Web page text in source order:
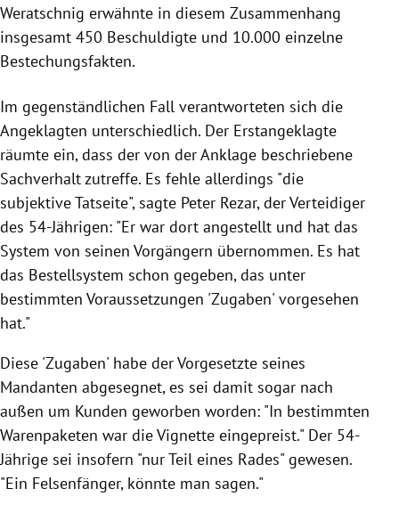
Weratschnig erwähnte in diesem Zusammenhang
insgesamt 450 Beschuldigte und 10.000 einzelne
Bestechungsfakten.
Im gegenständlichen Fall verantworteten sich die
Angeklagten unterschiedlich. Der Erstangeklagte
räumte ein, dass der von der Anklage beschriebene
Sachverhalt zutreffe. Es fehle allerdings "die
subjektive Tatseite", sagte Peter Rezar, der Verteidiger
des 54-Jährigen: "Er war dort angestellt und hat das
System von seinen Vorgängern übernommen. Es hat
das Bestellsystem schon gegeben, das unter
bestimmten Voraussetzungen 'Zugaben' vorgesehen
hat."
Diese 'Zugaben' habe der Vorgesetzte seines
Mandanten abgesegnet, es sei damit sogar nach
außen um Kunden geworben worden: "In bestimmten
Warenpaketen war die Vignette eingepreist." Der 54-
Jährige sei insofern "nur Teil eines Rades" gewesen.
"Ein Felsenfänger, könnte man sagen."